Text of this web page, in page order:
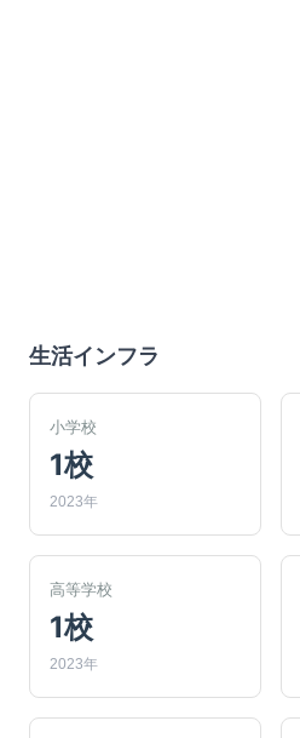
生活インフラ
小学校
1校
2023年
高等学校
1校
2023年